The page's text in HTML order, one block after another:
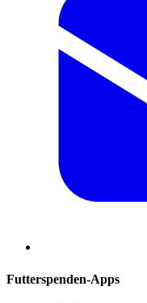
Futterspenden-Apps